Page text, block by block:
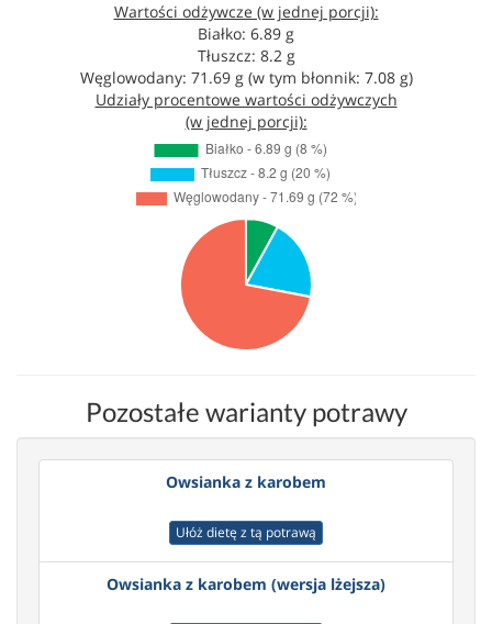
Wartości odżywcze (w jednej porcji):
Białko: 6.89 g
Tłuszcz: 8.2 g
Węglowodany: 71.69 g (w tym błonnik: 7.08 g)
Udziały procentowe wartości odżywczych
(w jednej porcji):
Pozostałe warianty potrawy
Owsianka z karobem
Ułóż dietę z tą potrawą
Owsianka z karobem (wersja lżejsza)